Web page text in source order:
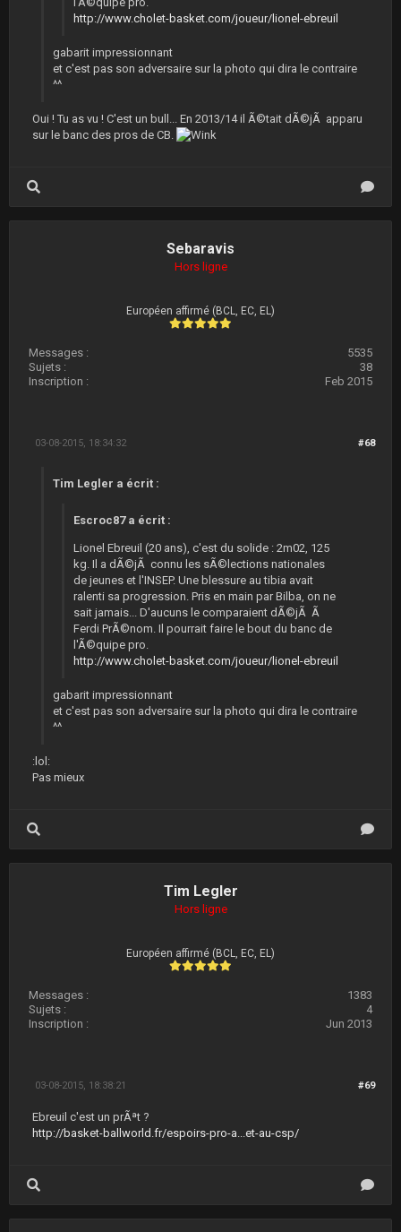
http://www.cholet-basket.com/joueur/lionel-ebreuil
gabarit impressionnant
et c'est pas son adversaire sur la photo qui dira le contraire
^^
Oui ! Tu as vu ! C'est un bull... En 2013/14 il Ã©tait dÃ©jÃ apparu
sur le banc des pros de CB.
Sebaravis
Hors ligne
Européen affirmé (BCL, EC, EL)
Messages :
5535
Sujets :
38
Inscription :
Feb 2015
#68
03-08-2015, 18:34:32
Tim Legler a écrit :
Escroc87 a écrit :
Lionel Ebreuil (20 ans), c'est du solide : 2m02, 125
kg. Il a dÃ©jÃ connu les sÃ©lections nationales
de jeunes et l'INSEP. Une blessure au tibia avait
ralenti sa progression. Pris en main par Bilba, on ne
sait jamais... D'aucuns le comparaient dÃ©jÃ Ã
Ferdi PrÃ©nom. Il pourrait faire le bout du banc de
l'Ã©quipe pro.
http://www.cholet-basket.com/joueur/lionel-ebreuil
gabarit impressionnant
et c'est pas son adversaire sur la photo qui dira le contraire
^^
:lol:
Pas mieux
Tim Legler
Hors ligne
Européen affirmé (BCL, EC, EL)
Messages :
1383
Sujets :
4
Inscription :
Jun 2013
#69
03-08-2015, 18:38:21
Ebreuil c'est un prÃªt ?
http://basket-ballworld.fr/espoirs-pro-a...et-au-csp/